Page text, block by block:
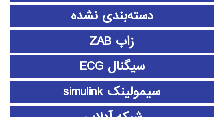
دسته‌بندی نشده
زاب ZAB
سیگنال ECG
سیمولینک simulink